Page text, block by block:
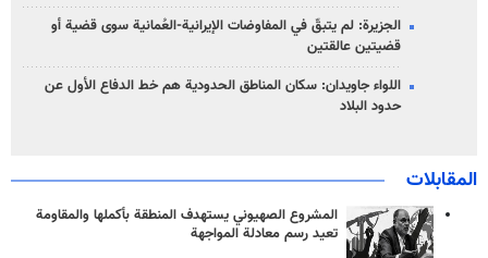
الجزيرة: لم يتبقّ في المفاوضات الإيرانية-العُمانية سوى قضية أو
قضيتين عالقتين
اللواء جاويدان: سكان المناطق الحدودية هم خط الدفاع الأول عن
حدود البلاد
المقابلات
المشروع الصهيوني يستهدف المنطقة بأكملها والمقاومة
تعيد رسم معادلة المواجهة